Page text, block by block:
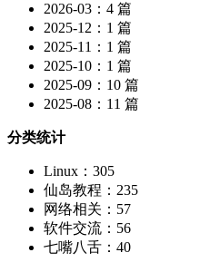
2026-03：4 篇
2025-12：1 篇
2025-11：1 篇
2025-10：1 篇
2025-09：10 篇
2025-08：11 篇
分类统计
Linux：305
仙岛教程：235
网络相关：57
软件交流：56
七嘴八舌：40